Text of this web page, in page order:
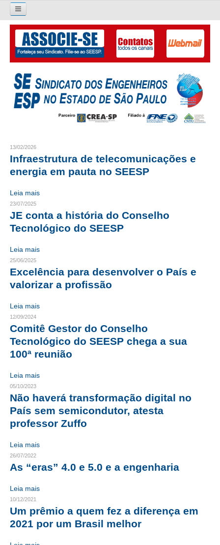
Pesquisar...
O SINDICATO
APRESENTAÇÃO
PALAVRA DO PRESIDENTE
LIVRO GESTÃO 2026-2029
SUBSEDES SINDICAIS
GALERIA EX-PRESIDENTES
ORGANOGRAMA
CONSELHO TECNOLÓGICO
HISTÓRICO E ATUAÇÃO
CONSELHOS ASSESSORES
PERSONALIDADES DA TECNOLOGIA
NÚCLEO DA MULHER ENGENHEIRA
TRANSPARÊNCIA
JURÍDICO
CONSULTORIA
CONTRIBUIÇÕES
CONTRIBUIÇÃO ASSOCIATIVA OU ANUIDADE DE SÓCIO
CONTRIBUIÇÃO SINDICAL URBANA
13/02/2026
Infraestrutura de telecomunicações e
energia em pauta no SEESP
Leia mais
23/07/2025
JE conta a história do Conselho
Tecnológico do SEESP
Leia mais
25/06/2025
Excelência para desenvolver o País e
valorizar a profissão
Leia mais
12/09/2024
Comitê Gestor do Conselho
Tecnológico do SEESP chega a sua
100ª reunião
Leia mais
05/10/2023
Não haverá transformação digital no
País sem semicondutor, atesta
professor Zuffo
Leia mais
26/07/2022
As “eras” 4.0 e 5.0 e a engenharia
Leia mais
10/12/2021
Um prêmio a quem fez a diferença em
2021 por um Brasil melhor